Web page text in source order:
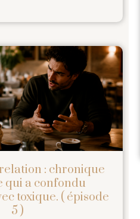
: chronique
qui a confondu
toxique. ( épisode
5 )